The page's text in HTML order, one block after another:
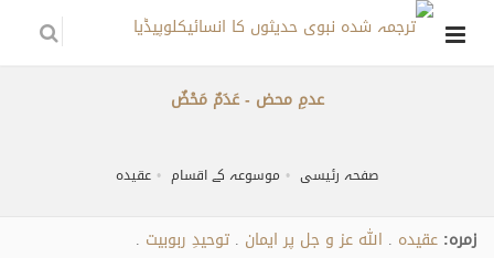
عدمِ محض - عَدَمٌ مَحْضٌ
صفحہ رئیسی موسوعہ کے اقسام عقیدہ
زمره: عقیدہ اللہ عز و جل پر ایمان توحیدِ ربوبیت